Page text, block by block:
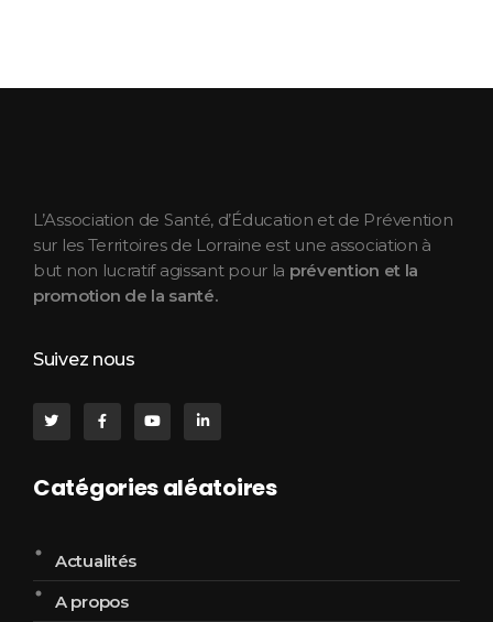
L’Association de Santé, d’Éducation et de Prévention
sur les Territoires de Lorraine est une association à
but non lucratif agissant pour la prévention et la
promotion de la santé.
Suivez nous
Catégories aléatoires
Actualités
A propos